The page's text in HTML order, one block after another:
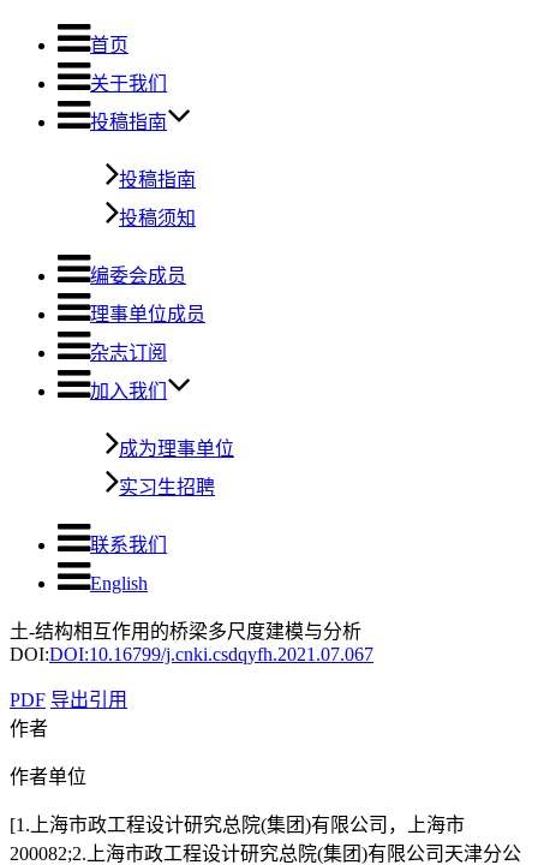
首页
关于我们
投稿指南
投稿指南
投稿须知
编委会成员
理事单位成员
杂志订阅
加入我们
成为理事单位
实习生招聘
联系我们
English
土-结构相互作用的桥梁多尺度建模与分析
DOI:DOI:10.16799/j.cnki.csdqyfh.2021.07.067
PDF 导出引用
作者
作者单位
[1.上海市政工程设计研究总院(集团)有限公司，上海市
200082;2.上海市政工程设计研究总院(集团)有限公司天津分公